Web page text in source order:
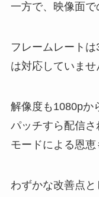
一方で、映像面で
フレームレート
は対応していませ
解像度も1080pか
パッチすら配信
モードによる恩恵
わずかな改善点